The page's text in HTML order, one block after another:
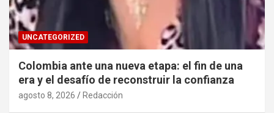
UNCATEGORIZED
Colombia ante una nueva etapa: el fin de una
era y el desafío de reconstruir la confianza
agosto 8, 2026 Redacción